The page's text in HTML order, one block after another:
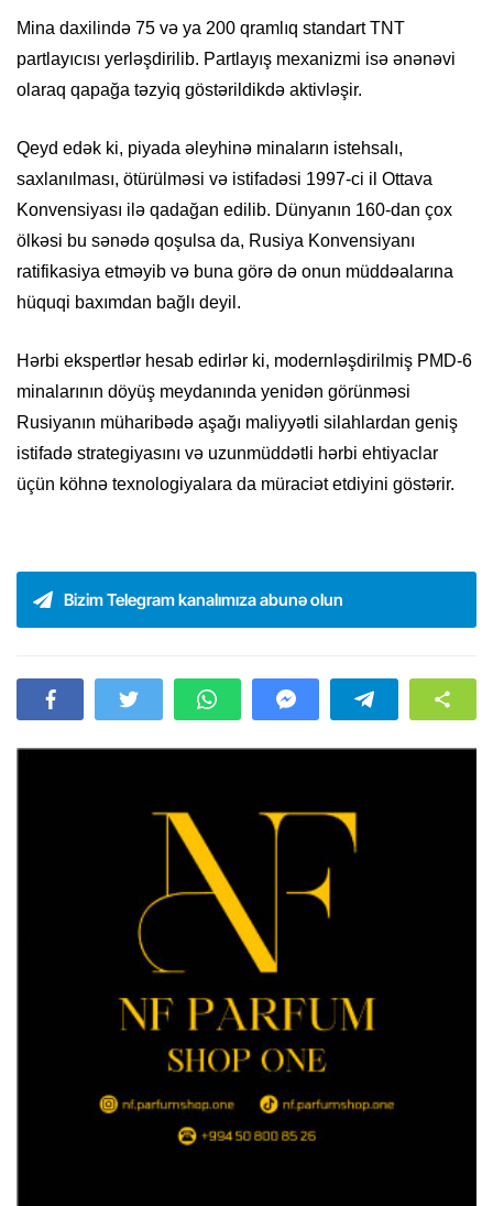
Mina daxilində 75 və ya 200 qramlıq standart TNT
partlayıcısı yerləşdirilib. Partlayış mexanizmi isə ənənəvi
olaraq qapağa təzyiq göstərildikdə aktivləşir.
Qeyd edək ki, piyada əleyhinə minaların istehsalı,
saxlanılması, ötürülməsi və istifadəsi 1997-ci il Ottava
Konvensiyası ilə qadağan edilib. Dünyanın 160-dan çox
ölkəsi bu sənədə qoşulsa da, Rusiya Konvensiyanı
ratifikasiya etməyib və buna görə də onun müddəalarına
hüquqi baxımdan bağlı deyil.
Hərbi ekspertlər hesab edirlər ki, modernləşdirilmiş PMD-6
minalarının döyüş meydanında yenidən görünməsi
Rusiyanın müharibədə aşağı maliyyətli silahlardan geniş
istifadə strategiyasını və uzunmüddətli hərbi ehtiyaclar
üçün köhnə texnologiyalara da müraciət etdiyini göstərir.
Bizim Telegram kanalımıza abunə olun